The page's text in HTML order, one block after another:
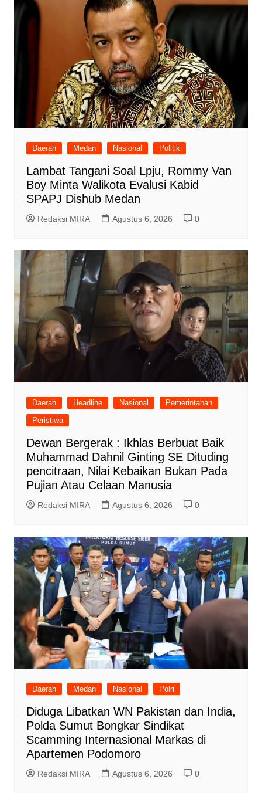
Daerah Medan Nasional Politik
Lambat Tangani Soal Lpju, Rommy Van
Boy Minta Walikota Evalusi Kabid
SPAPJ Dishub Medan
Redaksi MIRA Agustus 6, 2026 0
Daerah Headline Nasional
Pemerintahan
Peristiwa
Dewan Bergerak : Ikhlas Berbuat Baik
Muhammad Dahnil Ginting SE Dituding
pencitraan, Nilai Kebaikan Bukan Pada
Pujian Atau Celaan Manusia
Redaksi MIRA Agustus 6, 2026 0
Daerah Medan Nasional Polri
Diduga Libatkan WN Pakistan dan India,
Polda Sumut Bongkar Sindikat
Scamming Internasional Markas di
Apartemen Podomoro
Redaksi MIRA Agustus 6, 2026 0